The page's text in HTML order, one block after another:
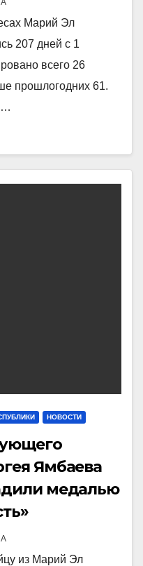
Марий Эл
207 дней с 1
всего 26
прошлогодних 61.
НОВОСТИ
Ямбаева
медалью
из Марий Эл